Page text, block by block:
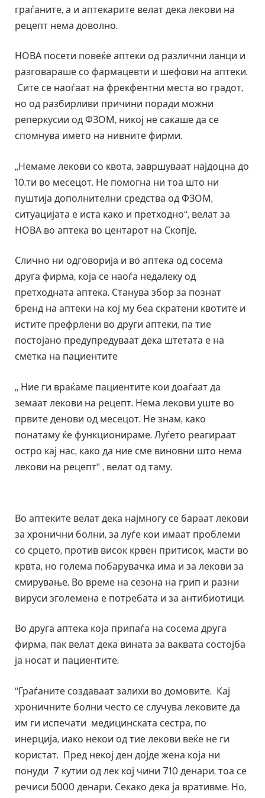
граѓаните, а и аптекарите велат дека лекови на
рецепт нема доволно.
НОВА посети повеќе аптеки од различни ланци и
разговараше со фармацевти и шефови на аптеки.
Сите се наоѓаат на фрекфентни места во градот,
но од разбирливи причини поради можни
реперкусии од ФЗОМ, никој не сакаше да се
спомнува името на нивните фирми.
„Немаме лекови со квота, завршуваат најдоцна до
10.ти во месецот. Не помогна ни тоа што ни
пуштија дополнителни средства од ФЗОМ,
ситуацијата е иста како и претходно“, велат за
НОВА во аптека во центарот на Скопје.
Слично ни одговорија и во аптека од сосема
друга фирма, која се наоѓа недалеку од
претходната аптека. Станува збор за познат
бренд на аптеки на кој му беа скратени квотите и
истите префрлени во други аптеки, па тие
постојано предупредуваат дека штетата е на
сметка на пациентите
„ Ние ги враќаме пациентите кои доаѓаат да
земаат лекови на рецепт. Нема лекови уште во
првите денови од месецот. Не знам, како
понатаму ќе функционираме. Луѓето реагираат
остро кај нас, како да ние сме виновни што нема
лекови на рецепт“ , велат од таму.
Во аптеките велат дека најмногу се бараат лекови
за хронични болни, за луѓе кои имаат проблеми
со срцето, против висок крвен притисок, масти во
крвта, но голема побарувачка има и за лекови за
смирување. Во време на сезона на грип и разни
вируси зголемена е потребата и за антибиотици.
Во друга аптека која припаѓа на сосема друга
фирма, пак велат дека вината за ваквата состојба
ја носат и пациентите.
“Граѓаните создаваат залихи во домовите. Кај
хроничните болни често се случува лековите да
им ги испечати медицинската сестра, по
инерција, иако некои од тие лекови веќе не ги
користат. Пред некој ден дојде жена која ни
понуди 7 кутии од лек кој чини 710 денари, тоа се
речиси 5000 денари. Секако дека ја вративме. Но,